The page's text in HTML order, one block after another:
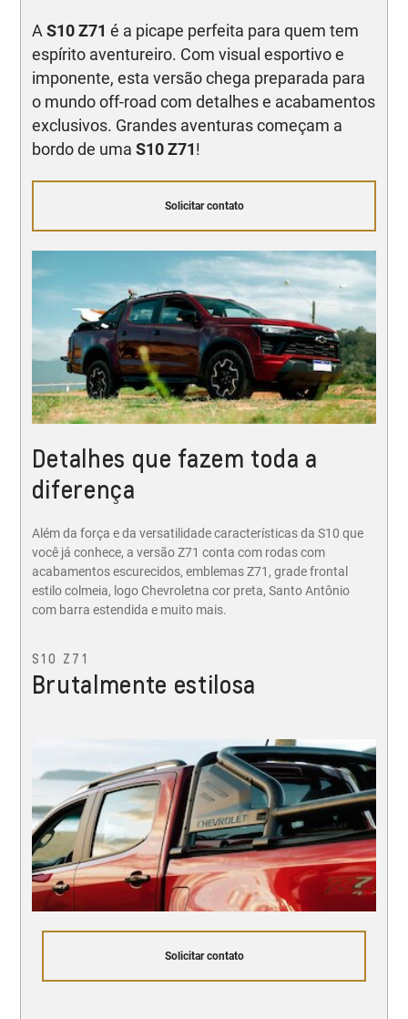
A S10 Z71 é a picape perfeita para quem tem
espírito aventureiro. Com visual esportivo e
imponente, esta versão chega preparada para
o mundo off-road com detalhes e acabamentos
exclusivos. Grandes aventuras começam a
bordo de uma S10 Z71!
Solicitar contato
Detalhes que fazem toda a
diferença
Além da força e da versatilidade características da S10 que
você já conhece, a versão Z71 conta com rodas com
acabamentos escurecidos, emblemas Z71, grade frontal
estilo colmeia, logo Chevroletna cor preta, Santo Antônio
com barra estendida e muito mais.
S10 Z71
Brutalmente estilosa
Solicitar contato